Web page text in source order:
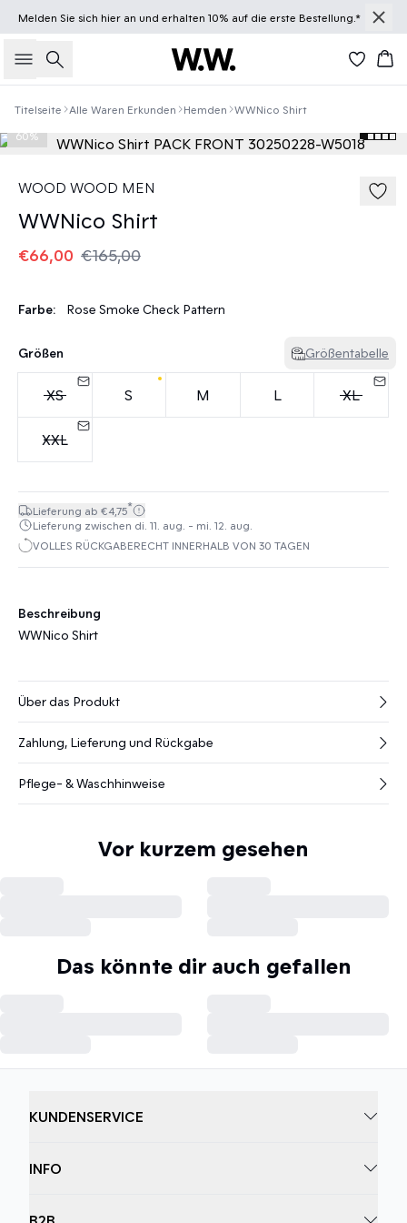
Melden Sie sich hieran und erhalten 10% auf die erste Bestellung.*
Suche
Titelseite Alle Waren Erkunden Hemden WWNico Shirt
60%
WOOD WOOD MEN
WWNico Shirt
€66,00 €165,00
Farbe: Rose Smoke Check Pattern
Größen Größentabelle
XS S M L XL
XXL
Lieferung ab €4,75*
Lieferung zwischen di. 11. aug. - mi. 12. aug.
VOLLES RÜCKGABERECHT INNERHALB VON 30 TAGEN
Beschreibung
WWNico Shirt
Über das Produkt
Zahlung, Lieferung und Rückgabe
Pflege- & Waschhinweise
Vor kurzem gesehen
Das könnte dir auch gefallen
KUNDENSERVICE
INFO